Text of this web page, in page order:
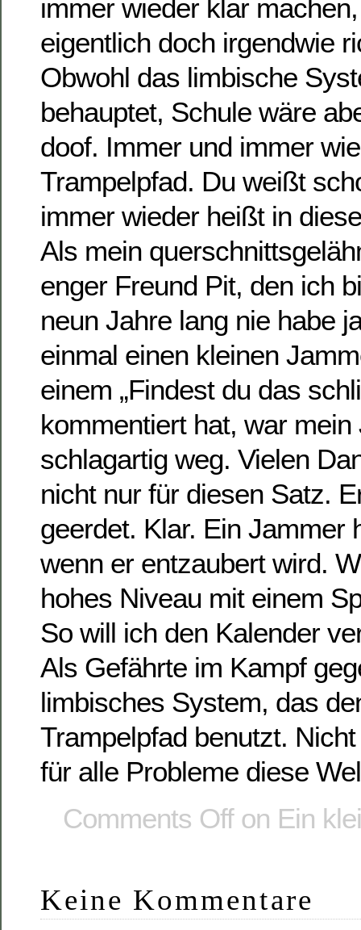
immer wieder klar
eigentlich doch irgendwie
Obwohl das limbische
behauptet, Schule wäre
doof. Immer und immer
Trampelpfad. Du weißt
immer wieder heißt in
Als mein
enger Freund Pit, den ich
neun Jahre lang nie habe
einmal einen kleinen
einem „Findest du das
kommentiert hat, war mein
schlagartig weg. Vielen
nicht nur für diesen Satz.
geerdet. Klar. Ein Jammer
wenn er entzaubert wird.
hohes Niveau mit einem
So will ich den Kalender
Als Gefährte im Kampf
limbisches System, das
Trampelpfad benutzt.
für alle Probleme diese
Comments Offon Ein
Keine Kommentare